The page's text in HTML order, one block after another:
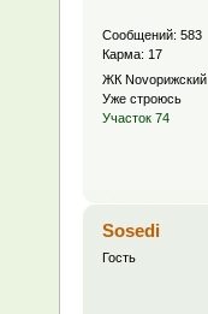
Сообщений: 583
Карма: 17
ЖК Novoрижский
Уже строюсь
Участок 74
Sosedi
Гость